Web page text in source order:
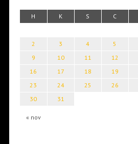
H K S C
« nov
2
3 4 5
9
10 11 12
16
17 18 19
23
24 25 26
30
31